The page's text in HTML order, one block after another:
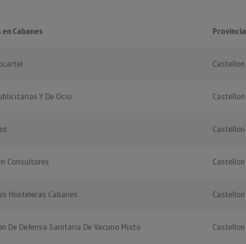
Cabanes Provincia
Castellon
Y De Ocio Castellon
Castellon
Consultores Castellon
Hosteleras Cabanes Castellon
De Defensa Sanitaria De Vacuno Mixto Castellon